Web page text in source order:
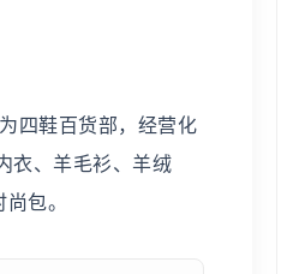
四鞋百货部，经营化
衣、羊毛衫、羊绒
包。